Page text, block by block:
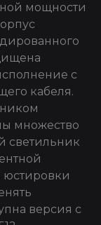
мощности
с
кабеля.
множество
светильник
версия с